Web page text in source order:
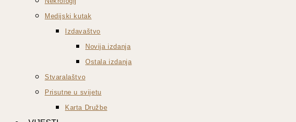
Medijski kutak
Izdavaštvo
Novija izdanja
Ostala izdanja
Stvaralaštvo
Prisutne u svijetu
Karta Družbe